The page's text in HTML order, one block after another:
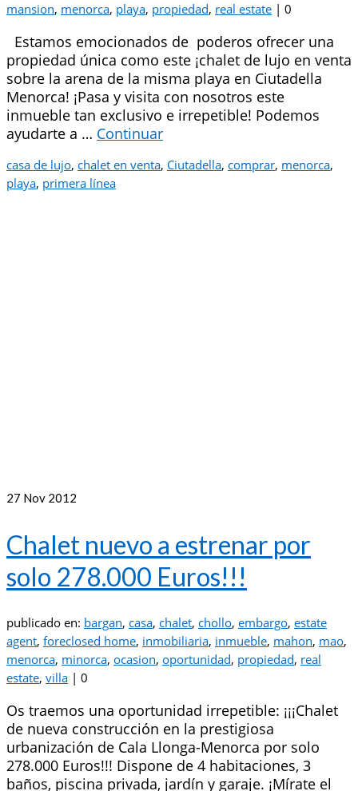
mansion, menorca, playa, propiedad, real estate | 0
Estamos emocionados de poderos ofrecer una
propiedad única como este ¡chalet de lujo en venta
sobre la arena de la misma playa en Ciutadella
Menorca! ¡Pasa y visita con nosotros este
inmueble tan exclusivo e irrepetible! Podemos
ayudarte a … Continuar
casa de lujo, chalet en venta, Ciutadella, comprar, menorca,
playa, primera línea
27 Nov 2012
Chalet nuevo a estrenar por
solo 278.000 Euros!!!
publicado en: bargan, casa, chalet, chollo, embargo, estate
agent, foreclosed home, inmobiliaria, inmueble, mahon, mao,
menorca, minorca, ocasion, oportunidad, propiedad, real
estate, villa | 0
Os traemos una oportunidad irrepetible: ¡¡¡Chalet
de nueva construcción en la prestigiosa
urbanización de Cala Llonga-Menorca por solo
278.000 Euros!!! Dispone de 4 habitaciones, 3
baños, piscina privada, jardín y garaje. ¡Mírate el